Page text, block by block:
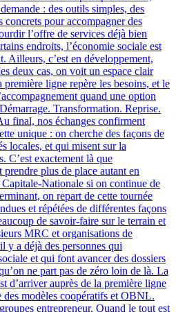
: des outils simples, des
concrets pour accompagner des
l’offre de services déjà bien
endroits, l’économie sociale est
Ailleurs, c’est en développement,
deux cas, on voit un espace clair
ligne repère les besoins, et le
quand une option
Transformation. Reprise.
final, nos échanges confirment
unique : on cherche des façons de
locales, et qui misent sur la
C’est exactement là que
plus de place autant en
Nationale si on continue de
on repart de cette tournée
et répétées de différentes façons
de savoir-faire sur le terrain et
MRC et organisations de
y a déjà des personnes qui
et qui font avancer des dossiers
ne part pas de zéro loin de là. La
d’arriver auprès de la première ligne
des modèles coopératifs et OBNL.
entrepreneur. Quand le tout est